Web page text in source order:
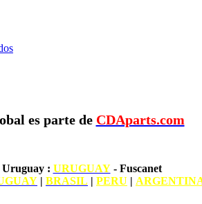
es parte de CDAparts.com
Uruguay: URUGUAY- Fuscanet
| BRASIL | PERU |